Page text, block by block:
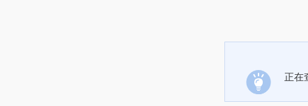
正在